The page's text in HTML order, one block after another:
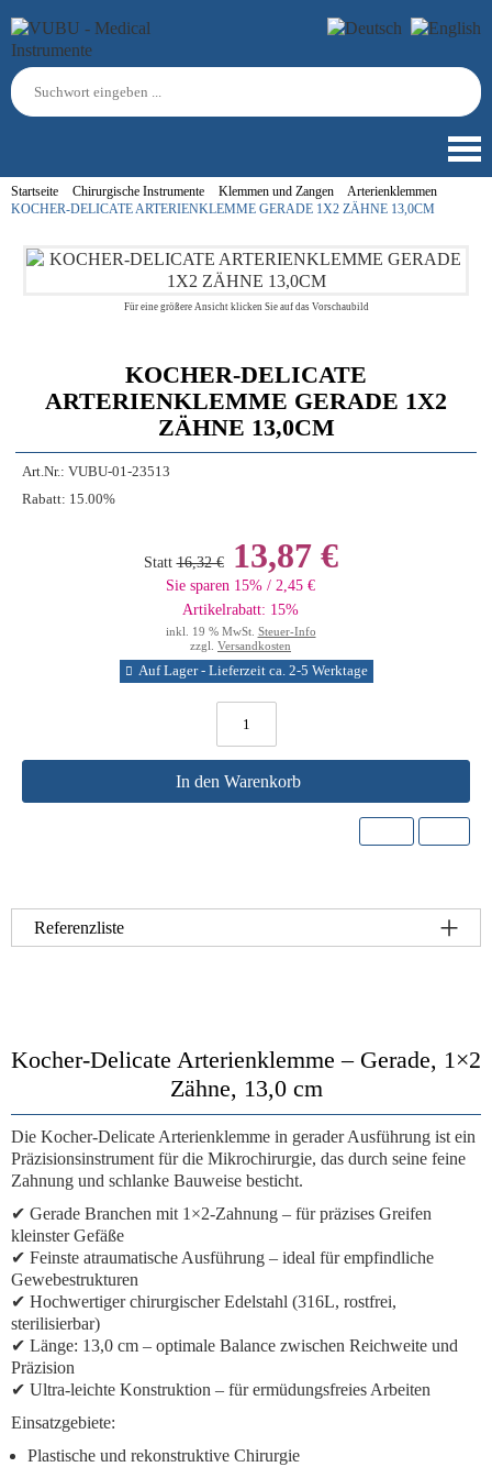
Startseite Chirurgische Instrumente Klemmen und Zangen
Arterienklemmen
KOCHER-DELICATE ARTERIENKLEMME GERADE 1X2 ZÄHNE 13,0CM
Für eine größere Ansicht klicken Sie auf das Vorschaubild
KOCHER-DELICATE
ARTERIENKLEMME GERADE 1X2
ZÄHNE 13,0CM
Art.Nr.: VUBU-01-23513
Rabatt: 15.00%
Statt 16,32 €13,87 €
Sie sparen 15% / 2,45 €
Artikelrabatt: 15%
inkl. 19 % MwSt. Steuer-Info
zzgl. Versandkosten
Auf Lager - Lieferzeit ca. 2-5 Werktage
In den Warenkorb
Referenzliste
Kocher-Delicate Arterienklemme – Gerade, 1×2
Zähne, 13,0 cm
Die Kocher-Delicate Arterienklemme in gerader Ausführung ist ein
Präzisionsinstrument für die Mikrochirurgie, das durch seine feine
Zahnung und schlanke Bauweise besticht.
✔ Gerade Branchen mit 1×2-Zahnung – für präzises Greifen
kleinster Gefäße
✔ Feinste atraumatische Ausführung – ideal für empfindliche
Gewebestrukturen
✔ Hochwertiger chirurgischer Edelstahl (316L, rostfrei,
sterilisierbar)
✔ Länge: 13,0 cm – optimale Balance zwischen Reichweite und
Präzision
✔ Ultra-leichte Konstruktion – für ermüdungsfreies Arbeiten
Einsatzgebiete:
Plastische und rekonstruktive Chirurgie